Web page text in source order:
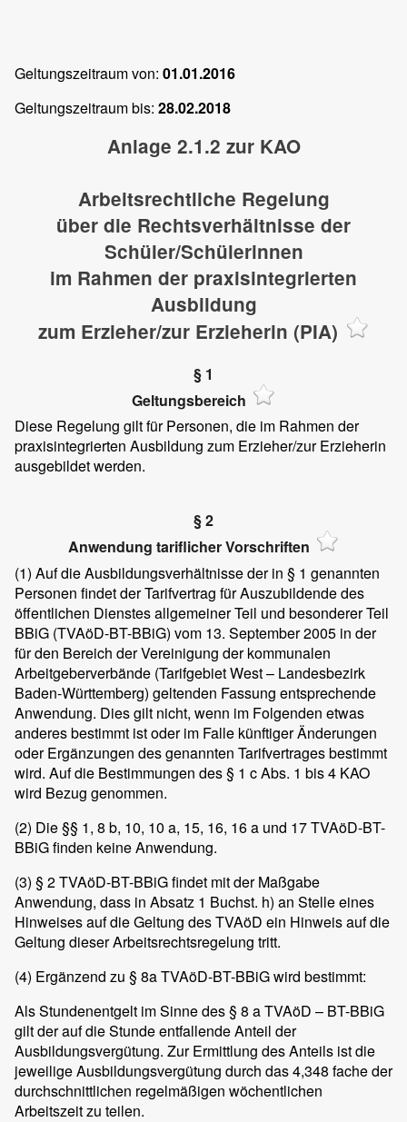
Geltungszeitraum von: 01.01.2016
Geltungszeitraum bis: 28.02.2018
Anlage 2.1.2 zur KAO
Arbeitsrechtliche Regelung
über die Rechtsverhältnisse der
Schüler/Schülerinnen
im Rahmen der praxisintegrierten
Ausbildung
zum Erzieher/zur Erzieherin (PIA)
§ 1
Geltungsbereich
Diese Regelung gilt für Personen, die im Rahmen der
praxisintegrierten Ausbildung zum Erzieher/zur Erzieherin
ausgebildet werden.
§ 2
Anwendung tariflicher Vorschriften
(1) Auf die Ausbildungsverhältnisse der in § 1 genannten
Personen findet der Tarifvertrag für Auszubildende des
öffentlichen Dienstes allgemeiner Teil und besonderer Teil
BBiG (TVAöD-BT-BBiG) vom 13. September 2005 in der
für den Bereich der Vereinigung der kommunalen
Arbeitgeberverbände (Tarifgebiet West – Landesbezirk
Baden-Württemberg) geltenden Fassung entsprechende
Anwendung. Dies gilt nicht, wenn im Folgenden etwas
anderes bestimmt ist oder im Falle künftiger Änderungen
oder Ergänzungen des genannten Tarifvertrages bestimmt
wird. Auf die Bestimmungen des § 1 c Abs. 1 bis 4 KAO
wird Bezug genommen.
(2) Die §§ 1, 8 b, 10, 10 a, 15, 16, 16 a und 17 TVAöD-BT-
BBiG finden keine Anwendung.
(3) § 2 TVAöD-BT-BBiG findet mit der Maßgabe
Anwendung, dass in Absatz 1 Buchst. h) an Stelle eines
Hinweises auf die Geltung des TVAöD ein Hinweis auf die
Geltung dieser Arbeitsrechtsregelung tritt.
(4) Ergänzend zu § 8a TVAöD-BT-BBiG wird bestimmt:
Als Stundenentgelt im Sinne des § 8 a TVAöD – BT-BBiG
gilt der auf die Stunde entfallende Anteil der
Ausbildungsvergütung. Zur Ermittlung des Anteils ist die
jeweilige Ausbildungsvergütung durch das 4,348 fache der
durchschnittlichen regelmäßigen wöchentlichen
Arbeitszeit zu teilen.